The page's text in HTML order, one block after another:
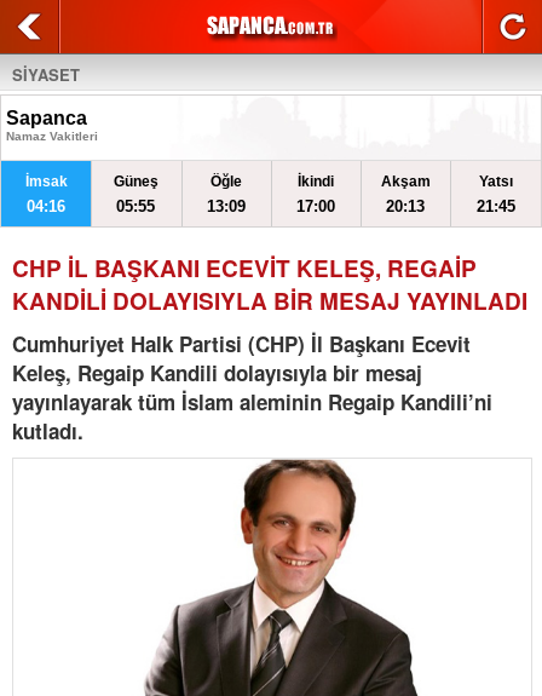
SİYASET
Sapanca
Namaz Vakitleri
İmsak
04:16
Güneş
05:55
Öğle
13:09
İkindi
17:00
Akşam
20:13
Yatsı
21:45
CHP İL BAŞKANI ECEVİT KELEŞ, REGAİP
KANDİLİ DOLAYISIYLA BİR MESAJ YAYINLADI
Cumhuriyet Halk Partisi (CHP) İl Başkanı Ecevit
Keleş, Regaip Kandili dolayısıyla bir mesaj
yayınlayarak tüm İslam aleminin Regaip Kandili’ni
kutladı.